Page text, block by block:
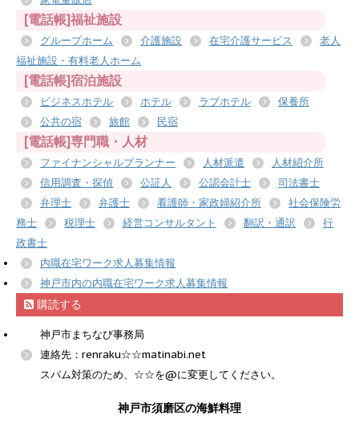
[電話帳]福祉施設
グループホーム 介護施設 在宅介護サービス
老人
福祉施設・有料老人ホーム
[電話帳]宿泊施設
ビジネスホテル ホテル ラブホテル
保養所
公共の宿
旅館 民宿
[電話帳]専門職・人材
ファイナンシャルプランナー 人材派遣
人材紹介所
信用調査・探偵
公証人 公認会計士
司法書士
弁理士
弁護士 看護師・家政婦紹介所
社会保険労
務士
税理士 経営コンサルタント 翻訳・通訳
行
政書士
内職在宅ワーク求人募集情報
神戸市内の内職在宅ワーク求人募集情報
購読する
神戸市まちなび事務局
連絡先：renraku☆☆matinabi.net
スパム対策のため、☆☆を@に変更してください。
神戸市須磨区の海鮮料理